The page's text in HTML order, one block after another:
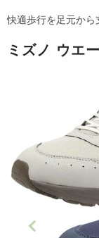
快適歩行を足元から
ミズノ ウエ